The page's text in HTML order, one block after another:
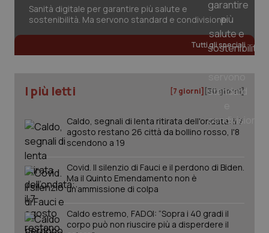
Sanità digitale per garantire più salute e
sostenibilità. Ma servono standard e condivisione
Tutti gli speciali
I più letti [7 giorni] [30 giorni]
Caldo, segnali di lenta ritirata dell'ondata: il 7
agosto restano 26 città da bollino rosso, l'8
scendono a 19
Covid. Il silenzio di Fauci e il perdono di Biden.
Ma il Quinto Emendamento non è
un’ammissione di colpa
Caldo estremo, FADOI: “Sopra i 40 gradi il
corpo può non riuscire più a disperdere il
tracking-sites-ironfish-
www.quotidianosanita.it
2
tracking-sites-ironfish-
session-id
www.quotidianosanita.it
.quotidianosanita.it